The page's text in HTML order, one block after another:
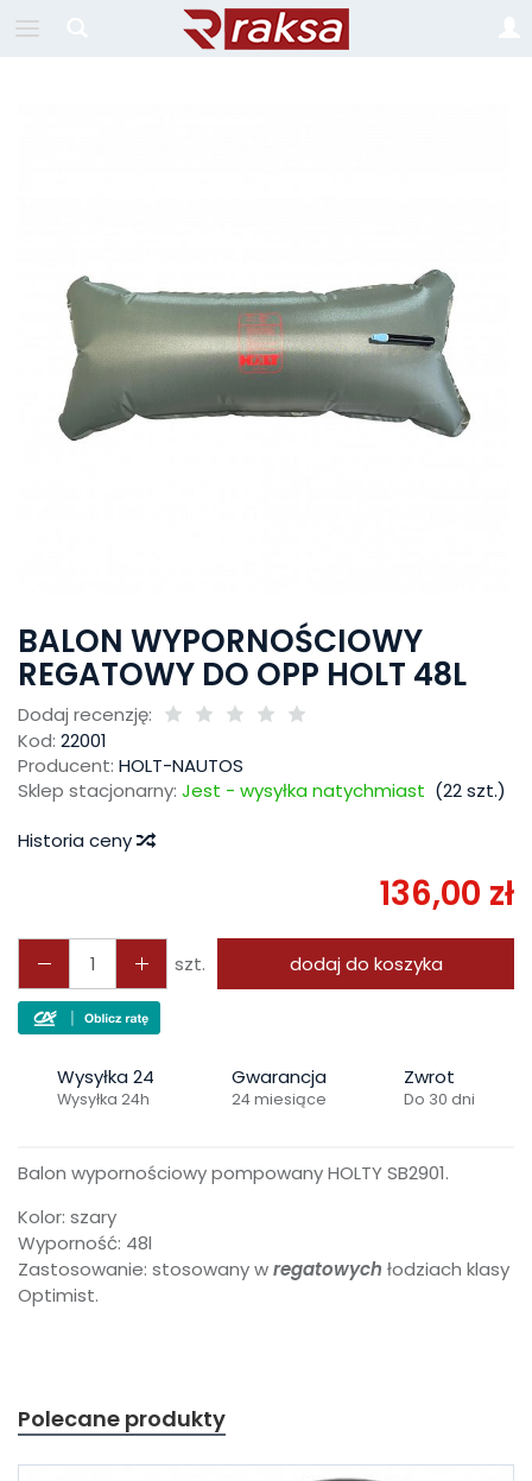
BALON WYPORNOŚCIOWY
REGATOWY DO OPP HOLT 48L
Dodaj recenzję:
Kod: 22001
Producent: HOLT-NAUTOS
Sklep stacjonarny: Jest - wysyłka natychmiast (22szt.)
Historia ceny
136,00 zł
szt. dodaj do koszyka
Wysyłka 24
Wysyłka 24h
Gwarancja
24 miesiące
Zwrot
Do 30 dni
Balon wypornościowy pompowany HOLTY SB2901.
Kolor: szary
Wyporność: 48l
Zastosowanie: stosowany wregatowych łodziach klasy
Optimist.
Polecane produkty